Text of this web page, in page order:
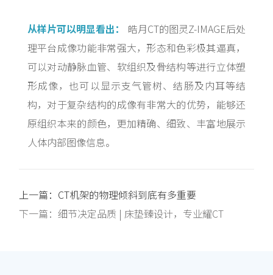
从样片可以明显看出： 皓月CT的图灵Z-IMAGE后处
理平台成像功能非常强大，形态和色彩极其逼真，
可以对动静脉血管、软组织及骨结构等进行立体塑
形成像，也可以显示支气管树、结肠及内耳等结
构，对于复杂结构的成像有非常大的优势，能够还
原组织本来的颜色，更加精确、细致、丰富地展示
人体内部图像信息。
上一篇： CT机架的物理倾斜到底有多重要
下一篇：细节决定品质 | 床垫臻设计，专业耀CT